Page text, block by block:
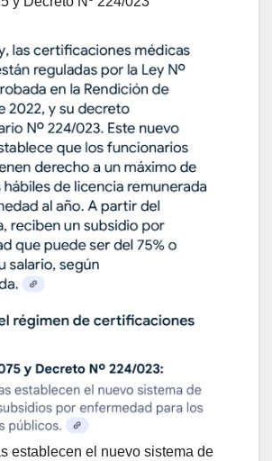
establecen el nuevo sistema de